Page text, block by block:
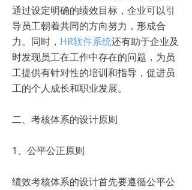
通过设定明确的绩效目标，企业可以引
导员工朝着共同的方向努力，形成合
力。同时， HR软件系统还有助于企业及
时发现员工在工作中存在的问题，为员
工提供有针对性的培训和指导，促进员
工的个人成长和职业发展。
二、考核体系的设计原则
1、公平公正原则
绩效考核体系的设计首先要遵循公平公